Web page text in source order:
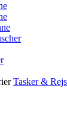
Tasker &